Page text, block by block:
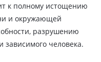
к полному истощению
и окружающей
разрушению
человека.